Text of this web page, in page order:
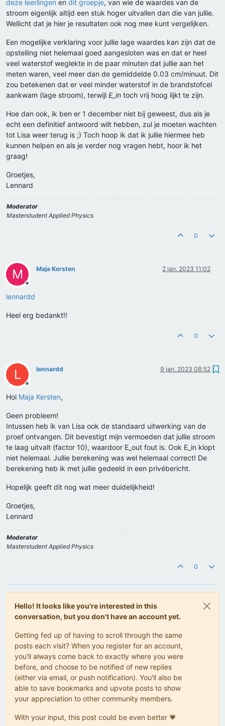
deze leerlingen en dit groepje, van wie de waardes van de
stroom eigenlijk altijd een stuk hoger uitvallen dan die van jullie.
Wellicht dat je hier je resultaten ook nog mee kunt vergelijken.
Een mogelijke verklaring voor jullie lage waardes kan zijn dat de
opstelling niet helemaal goed aangesloten was en dat er heel
veel waterstof weglekte in de paar minuten dat jullie aan het
meten waren, veel meer dan de gemiddelde 0.03 cm/minuut. Dit
zou betekenen dat er veel minder waterstof in de brandstofcel
aankwam (lage stroom), terwijl E_in toch vrij hoog lijkt te zijn.
Hoe dan ook, ik ben er 1 december niet bij geweest, dus als je
echt een definitief antwoord wilt hebben, zul je moeten wachten
tot Lisa weer terug is ;) Toch hoop ik dat ik jullie hiermee heb
kunnen helpen en als je verder nog vragen hebt, hoor ik het
graag!
Groetjes,
Lennard
Moderator
Masterstudent Applied Physics
0
M
Offline
Maja Kersten 2 jan. 2023 11:02
lennardd
Heel erg bedankt!!
0
L
Offline
lennardd 9 jan. 2023 08:52
Hoi Maja Kersten,
Geen probleem!
Intussen heb ik van Lisa ook de standaard uitwerking van de
proef ontvangen. Dit bevestigt mijn vermoeden dat jullie stroom
te laag uitvalt (factor 10), waardoor E_out fout is. Ook E_in klopt
niet helemaal. Jullie berekening was wel helemaal correct! De
berekening heb ik met jullie gedeeld in een privébericht.
Hopelijk geeft dit nog wat meer duidelijkheid!
Groetjes,
Lennard
Moderator
Masterstudent Applied Physics
0
Hello! It looks like you're interested in this
conversation, but you don't have an account yet.
Getting fed up of having to scroll through the same
posts each visit? When you register for an account,
you'll always come back to exactly where you were
before, and choose to be notified of new replies
(either via email, or push notification). You'll also be
able to save bookmarks and upvote posts to show
your appreciation to other community members.
With your input, this post could be even better 💗